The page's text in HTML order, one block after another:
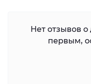
Нет отзывов о
первым,